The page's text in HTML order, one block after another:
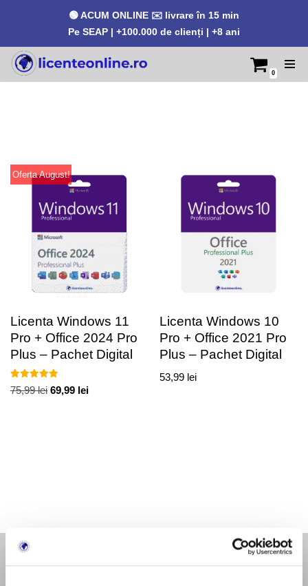
🟢 ACUM ONLINE ✉️ livrare în 15 min
Pe SEAP | +100.000 de clienți | +8 ani
Sari
0
Oferta August!
Licenta Windows 11
Pro + Office 2024 Pro
Plus – Pachet Digital
Evaluat la
5.00
75,99lei 69,99 lei
Licenta Windows 10
Pro + Office 2021 Pro
Plus – Pachet Digital
53,99 lei